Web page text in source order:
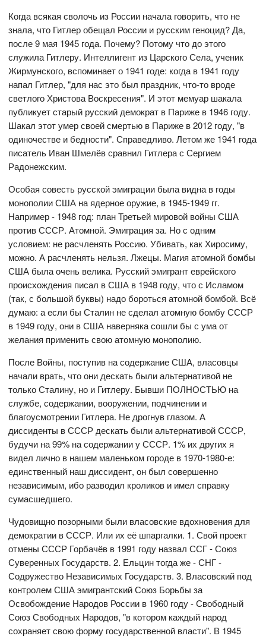
Когда всякая сволочь из России начала говорить, что не
знала, что Гитлер обещал России и русским геноцид? Да,
после 9 мая 1945 года. Почему? Потому что до этого
служила Гитлеру. Интеллигент из Царского Села, ученик
Жирмунского, вспоминает о 1941 годе: когда в 1941 году
напал Гитлер, "для нас это был праздник, что-то вроде
светлого Христова Воскресения". И этот мемуар шакала
публикует старый русский демократ в Париже в 1946 году.
Шакал этот умер своей смертью в Париже в 2012 году, "в
одиночестве и бедности". Справедливо. Летом же 1941 года
писатель Иван Шмелёв сравнил Гитлера с Сергием
Радонежским.
Особая совесть русской эмиграции была видна в годы
монополии США на ядерное оружие, в 1945-1949 гг.
Например - 1948 год: план Третьей мировой войны США
против СССР. Атомной. Эмиграция за. Но с одним
условием: не расчленять Россию. Убивать, как Хиросиму,
можно. А расчленять нельзя. Лжецы. Магия атомной бомбы
США была очень велика. Русский эмигрант еврейского
происхождения писал в США в 1948 году, что с Исламом
(так, с большой буквы) надо бороться атомной бомбой. Всё
думаю: а если бы Сталин не сделал атомную бомбу СССР
в 1949 году, они в США наверняка сошли бы с ума от
желания применить свою атомную монополию.
После Войны, поступив на содержание США, власовцы
начали врать, что они дескать были альтернативой не
только Сталину, но и Гитлеру. Бывши ПОЛНОСТЬЮ на
службе, содержании, вооружении, подчинении и
благоусмотрении Гитлера. Не дрогнув глазом. А
диссиденты в СССР дескать были альтернативой СССР,
будучи на 99% на содержании у СССР. 1% их других я
видел лично в нашем маленьком городе в 1970-1980-е:
единственный наш диссидент, он был совершенно
независимым, ибо разводил кроликов и имел справку
сумасшедшего.
Чудовищно позорными были власовские вдохновения для
демократии в СССР. Или их её шпаргалки. 1. Свой проект
отмены СССР Горбачёв в 1991 году назвал ССГ - Союз
Суверенных Государств. 2. Ельцин тогда же - СНГ -
Содружество Независимых Государств. 3. Власовский под
контролем США эмигрантский Союз Борьбы за
Освобождение Народов России в 1960 году - Свободный
Союз Свободных Народов, "в котором каждый народ
сохраняет свою форму государственной власти". В 1945